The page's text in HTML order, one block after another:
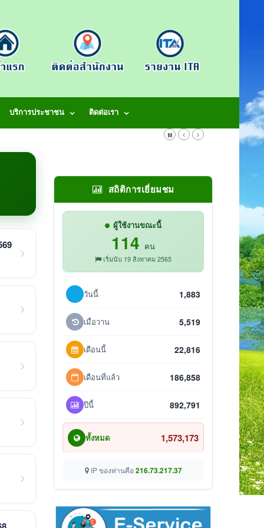
บริการประชาชน ติดต่อเรา
สถิติการเยี่ยมชม
ผู้ใช้งานขณะนี้
114 คน
เริ่มนับ 19 สิงหาคม 2565
วันนี้ 1,883
เมื่อวาน 5,519
เดือนนี้ 22,816
เดือนที่แล้ว 186,858
ปีนี้ 892,791
ทั้งหมด 1,573,173
IP ของท่านคือ 216.73.217.37